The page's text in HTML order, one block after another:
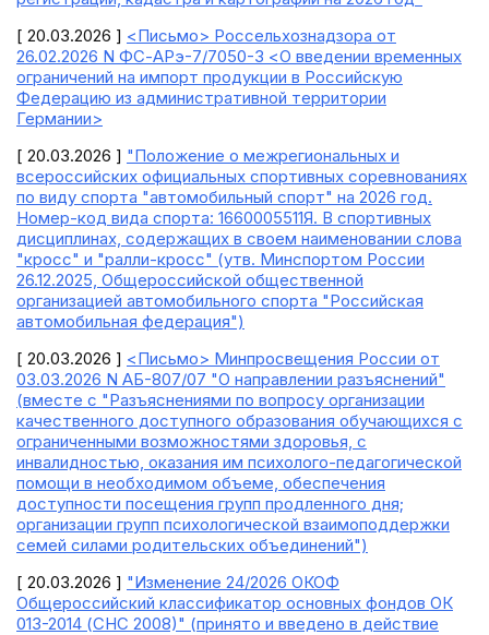
[ 20.03.2026 ] <Письмо> Россельхознадзора от
26.02.2026 N ФС-АРэ-7/7050-3 <О введении временных
ограничений на импорт продукции в Российскую
Федерацию из административной территории
Германии>
[ 20.03.2026 ] "Положение о межрегиональных и
всероссийских официальных спортивных соревнованиях
по виду спорта "автомобильный спорт" на 2026 год.
Номер-код вида спорта: 1660005511Я. В спортивных
дисциплинах, содержащих в своем наименовании слова
"кросс" и "ралли-кросс" (утв. Минспортом России
26.12.2025, Общероссийской общественной
организацией автомобильного спорта "Российская
автомобильная федерация")
[ 20.03.2026 ] <Письмо> Минпросвещения России от
03.03.2026 N АБ-807/07 "О направлении разъяснений"
(вместе с "Разъяснениями по вопросу организации
качественного доступного образования обучающихся с
ограниченными возможностями здоровья, с
инвалидностью, оказания им психолого-педагогической
помощи в необходимом объеме, обеспечения
доступности посещения групп продленного дня;
организации групп психологической взаимоподдержки
семей силами родительских объединений")
[ 20.03.2026 ] "Изменение 24/2026 ОКОФ
Общероссийский классификатор основных фондов ОК
013-2014 (СНС 2008)" (принято и введено в действие